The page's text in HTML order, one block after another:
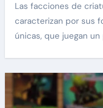
Las facciones de criaturas míticas se
caracterizan por sus
únicas, que juegan